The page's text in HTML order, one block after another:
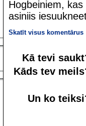
Hogbeiniem,
asiniis
Skatīt visus komentārus
Kā tevi
Kāds tev
Un ko